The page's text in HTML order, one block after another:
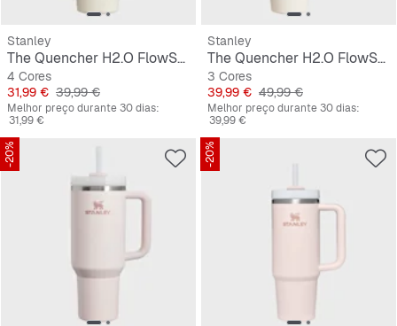
Stanley
The Quencher H2.O FlowState Tumbler | 0,6L
4 Cores
Preço
31,99 € Preço original
39,99 €
Melhor preço durante 30 dias:
31,99 €
Stanley
The Quencher H2.O FlowState Tumbler | 0,9L
3 Cores
Preço
39,99 € Preço original
49,99 €
Melhor preço durante 30 dias:
39,99 €
-20% -20%